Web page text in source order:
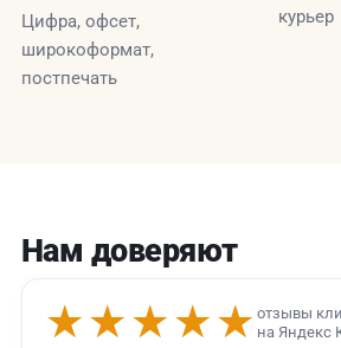
Цифра, офсет,
широкоформат,
постпечать
курьер
Нам доверяют
★★★★★ отзывы
на Яндекс